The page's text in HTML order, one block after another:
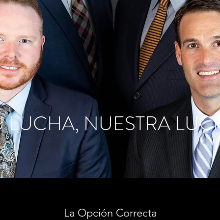
La Opción Correcta
LUCHA, NUESTRA